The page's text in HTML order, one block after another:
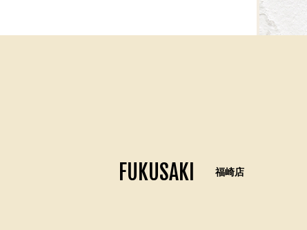
FUKUSAKI 福崎店